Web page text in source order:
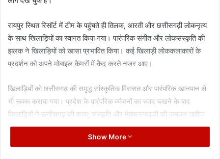
रायपुर स्थित रिसॉर्ट में टीम के पहुंचते ही तिलक, आरती और छत्तीसगढ़ी लोकनृत्य
के साथ खिलाड़ियों का स्वागत किया गया। पारंपरिक संगीत और लोकसंस्कृति की
झलक ने खिलाड़ियों को खासा प्रभावित किया। कई खिलाड़ी लोककलाकारों के
प्रदर्शन को अपने मोबाइल कैमरों में कैद करते नजर आए।
खिलाड़ियों को छत्तीसगढ़ की समृद्ध सांस्कृतिक विरासत और पारंपरिक खानपान से
भी रूबरू कराया गया। प्रदेश के पारंपरिक व्यंजनों का स्वाद चखने के बाद
खिलाड़ियों ने छत्तीसगढ़ की कला, संस्कृति और मेहमाननवाजी की जमकर तारीफ
की।
Show More